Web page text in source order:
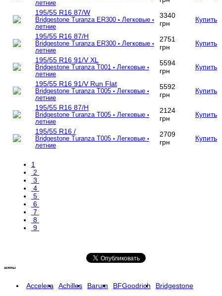
шины
Accelera Achilles Barum BFGoodrich
Bridgestone
летние
195/55 R16 87/W
Bridgestone Turanza ER300 • Легковые •
летние
3340
грн
Купить
195/55 R16 87/H
Bridgestone Turanza ER300 • Легковые •
летние
2751
грн
Купить
195/55 R16 91/V XL
Bridgestone Turanza T001 • Легковые •
летние
5594
грн
Купить
195/55 R16 91/V Run Flat
Bridgestone Turanza T005 • Легковые •
летние
5592
грн
Купить
195/55 R16 87/H
Bridgestone Turanza T005 • Легковые •
летние
2124
грн
Купить
195/55 R16 /
Bridgestone Turanza T005 • Легковые •
летние
2709
грн
Купить
1
2
3
4
5
6
7
8
9